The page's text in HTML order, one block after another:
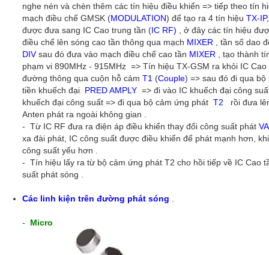
nghe nén và chèn thêm các tín hiệu điều khiển => tiếp theo tín
mạch điều chế GMSK (MODULATION) để tạo ra 4 tín hiệu TX-
được đưa sang IC Cao trung tần (IC RF) , ở đây các tín hiệu
điều chế lên sóng cao tần thông qua mạch MIXER , tần số dao
DIVsau đó đưa vào mạch điều chế cao tần MIXER , tạo thành
phạm vi 890MHz - 915MHz => Tín hiệu TX-GSM ra khỏi IC
đường thông qua cuộn hỗ cảm T1 (Couple) => sau đó đi qua
tiền khuếch đại PRED AMPLY => đi vào IC khuếch đại công
khuếch đại công suất => đi qua bộ cảm ứng phát T2 rồi đưa
Anten phát ra ngoài không gian .
- Từ IC RF đưa ra điện áp điều khiển thay đổi công suất phát
xa đài phát, IC công suất được điều khiển để phát mạnh hơn,
công suất yếu hơn .
- Tín hiệu lấy ra từ bộ cảm ứng phát T2 cho hồi tiếp về IC Cao
suất phát sóng .
Các linh kiện trên đường phát sóng .
- Micro